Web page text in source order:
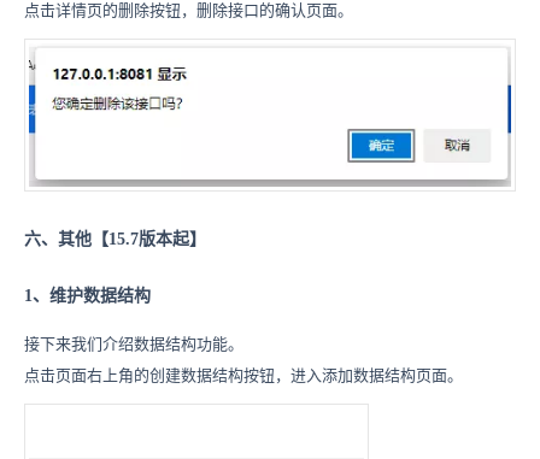
点击详情页的删除按钮，删除接口的确认页面。
六、其他【15.7版本起】
1、维护数据结构
接下来我们介绍数据结构功能。
点击页面右上角的创建数据结构按钮，进入添加数据结构页面。